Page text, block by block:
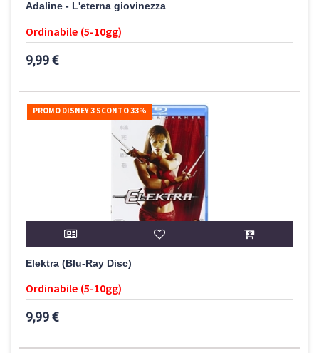
Adaline - L'eterna giovinezza
Ordinabile (5-10gg)
9,99 €
PROMO DISNEY 3 SCONTO 33%
Elektra (Blu-Ray Disc)
Ordinabile (5-10gg)
9,99 €